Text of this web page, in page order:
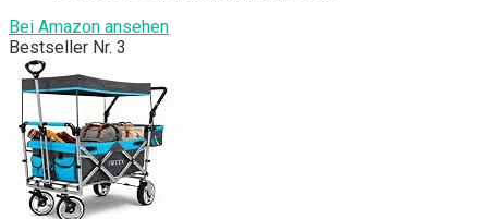
Bei Amazon ansehen
Bestseller Nr. 3